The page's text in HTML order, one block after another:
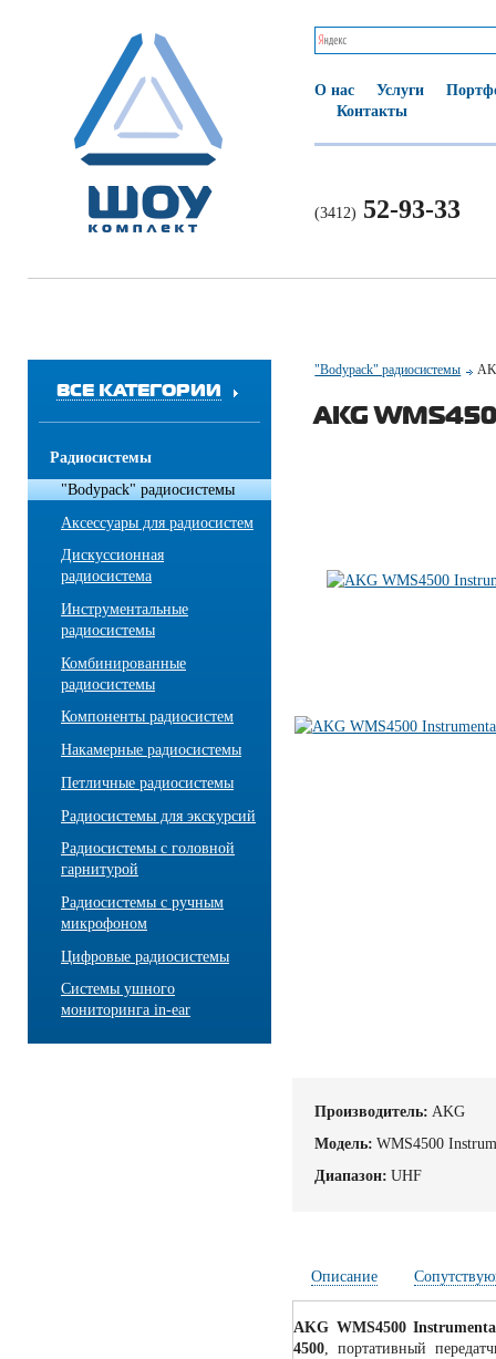
О нас Услуги
Контакты
(3412) 52-93-33
ВСЕ КАТЕГОРИИ
Радиосистемы
"Bodypack" радиосистемы
Аксессуары для радиосистем
Дискуссионная
радиосистема
Инструментальные
радиосистемы
Комбинированные
радиосистемы
Компоненты радиосистем
Накамерные радиосистемы
Петличные радиосистемы
Радиосистемы для экскурсий
Радиосистемы с головной
гарнитурой
Радиосистемы с ручным
микрофоном
Цифровые радиосистемы
Системы ушного
мониторинга in-ear
"Bodypack" радиосистемы
AKG
Производитель: AKG
Модель: WMS4500
Диапазон: UHF
Описание
AKG WMS4500
4500 , портативный